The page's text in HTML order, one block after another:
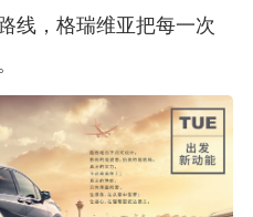
线，格瑞维亚把每一次